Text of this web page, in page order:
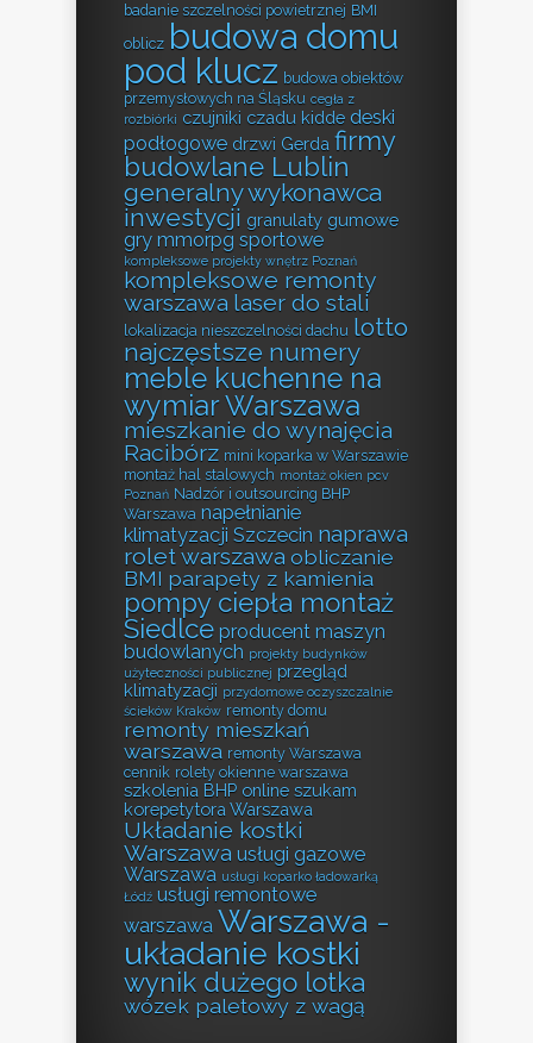
badanie szczelności powietrznej BMI
oblicz budowa domu
pod klucz budowa obiektów
przemysłowych na Śląsku cegła z
rozbiórki czujniki czadu kidde deski
podłogowe drzwi Gerda firmy
budowlane Lublin
generalny wykonawca
inwestycji granulaty gumowe
gry mmorpg sportowe
kompleksowe projekty wnętrz Poznań
kompleksowe remonty
warszawa laser do stali
lokalizacja nieszczelności dachu lotto
najczęstsze numery
meble kuchenne na
wymiar Warszawa
mieszkanie do wynajęcia
Racibórz mini koparka w Warszawie
montaż hal stalowych montaż okien pcv
Poznań Nadzór i outsourcing BHP
Warszawa napełnianie
klimatyzacji Szczecin naprawa
rolet warszawa obliczanie
BMI parapety z kamienia
pompy ciepła montaż
Siedlce producent maszyn
budowlanych projekty budynków
użyteczności publicznej przegląd
klimatyzacji przydomowe oczyszczalnie
ścieków Kraków remonty domu
remonty mieszkań
warszawa remonty Warszawa
cennik rolety okienne warszawa
szkolenia BHP online szukam
korepetytora Warszawa
Układanie kostki
Warszawa usługi gazowe
Warszawa usługi koparko ładowarką
Łódź usługi remontowe
warszawa Warszawa -
układanie kostki
wynik dużego lotka
wózek paletowy z wagą